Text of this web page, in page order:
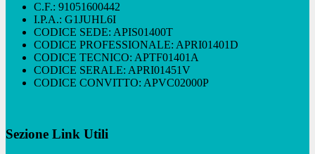
C.F.: 91051600442
I.P.A.: G1JUHL6I
CODICE SEDE: APIS01400T
CODICE PROFESSIONALE: APRI01401D
CODICE TECNICO: APTF01401A
CODICE SERALE: APRI01451V
CODICE CONVITTO: APVC02000P
Sezione Link Utili